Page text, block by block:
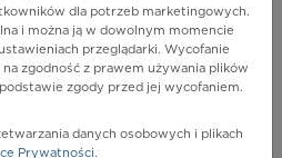
dla potrzeb marketingowych.
i można ją w dowolnym momencie
przeglądarki. Wycofanie
zgodność z prawem używania plików
zgody przed jej wycofaniem.
danych osobowych i plikach
Prywatności.